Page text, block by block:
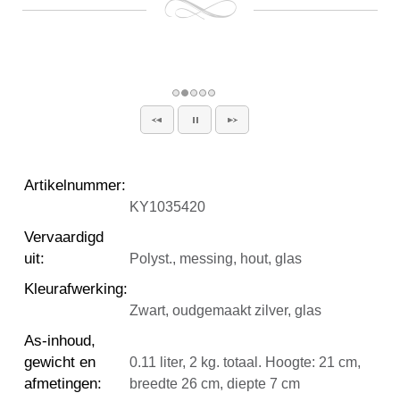
Artikelnummer:
KY1035420
Vervaardigd
uit: Polyst., messing, hout, glas
Kleurafwerking:
Zwart, oudgemaakt zilver, glas
As-inhoud,
gewicht en
afmetingen:
0.11 liter, 2 kg. totaal. Hoogte: 21 cm,
breedte 26 cm, diepte 7 cm